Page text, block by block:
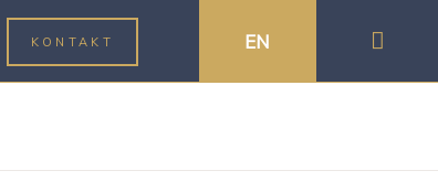
KONTAKT EN